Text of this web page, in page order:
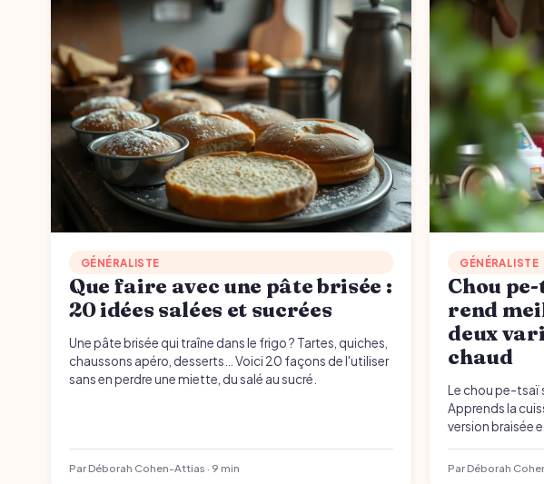
GÉNÉRALISTE
Que faire avec une pâte brisée :
20 idées salées et sucrées
Une pâte brisée qui traîne dans le frigo ? Tartes, quiches,
chaussons apéro, desserts… Voici 20 façons de l'utiliser
sans en perdre une miette, du salé au sucré.
Par Déborah Cohen-Attias · 9 min
GÉNÉRALISTE
Chou
rend
deux
chaud
Le chou pe-tsaï
Apprends la
version braisée
Par Déborah